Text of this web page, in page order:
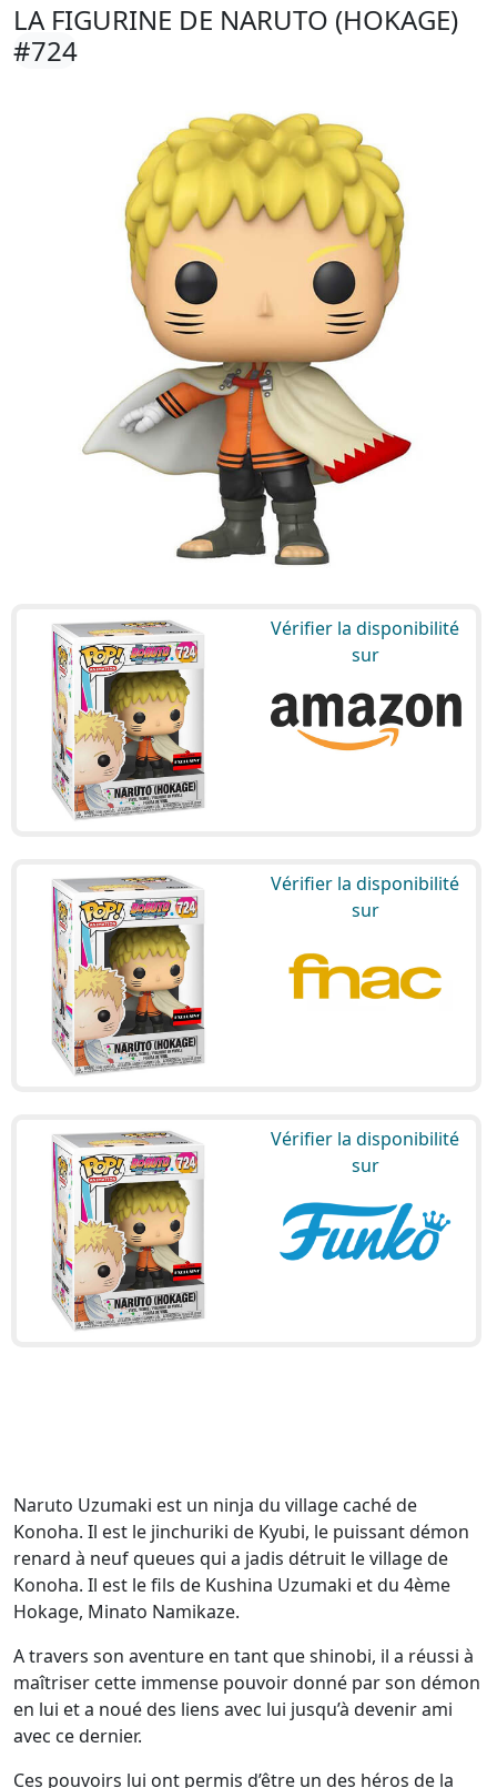
LA FIGURINE DE NARUTO (HOKAGE)
#724
Vérifier la disponibilité
sur
Vérifier la disponibilité
sur
Vérifier la disponibilité
sur
Naruto Uzumaki est un ninja du village caché de
Konoha. Il est le jinchuriki de Kyubi, le puissant démon
renard à neuf queues qui a jadis détruit le village de
Konoha. Il est le fils de Kushina Uzumaki et du 4ème
Hokage, Minato Namikaze.
A travers son aventure en tant que shinobi, il a réussi à
maîtriser cette immense pouvoir donné par son démon
en lui et a noué des liens avec lui jusqu’à devenir ami
avec ce dernier.
Ces pouvoirs lui ont permis d’être un des héros de la